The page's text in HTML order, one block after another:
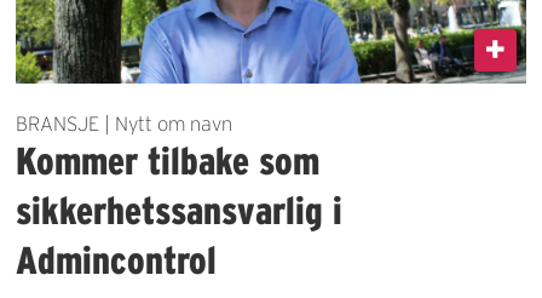
BRANSJE | Nytt om navn
Kommer tilbake som
sikkerhetssansvarlig i
Admincontrol